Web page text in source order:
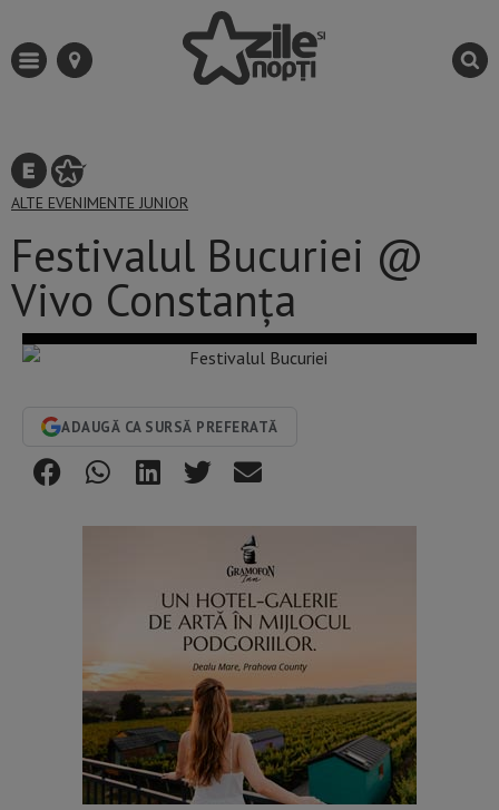
ALTE EVENIMENTE JUNIOR
Festivalul Bucuriei @
Vivo Constanța
ADAUGĂ CA SURSĂ PREFERATĂ